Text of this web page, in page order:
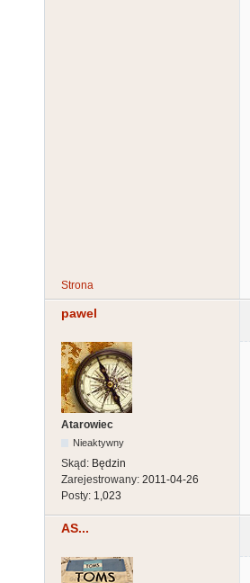
Strona
pawel
Atarowiec
Nieaktywny
Skąd: Będzin
Zarejestrowany: 2011-04-26
Posty: 1,023
AS...